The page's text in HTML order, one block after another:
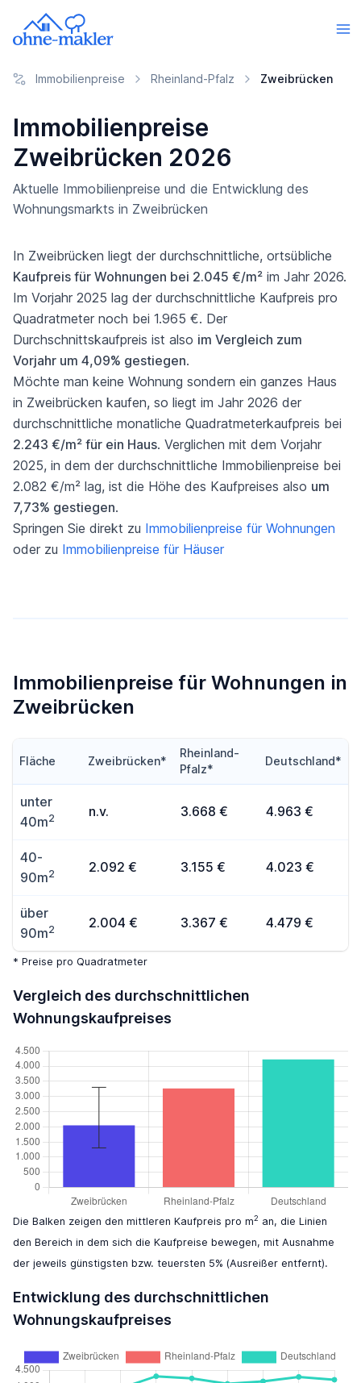
Immobilienpreise Rheinland-Pfalz Zweibrücken
Immobilienpreise
Zweibrücken 2026
Aktuelle Immobilienpreise und die Entwicklung des
Wohnungsmarkts in Zweibrücken
In Zweibrücken liegt der durchschnittliche, ortsübliche
Kaufpreis für Wohnungen bei 2.045 €/m² im Jahr 2026.
Im Vorjahr 2025 lag der durchschnittliche Kaufpreis pro
Quadratmeter noch bei 1.965 €. Der
Durchschnittskaufpreis ist also im Vergleich zum
Vorjahr um 4,09% gestiegen.
Möchte man keine Wohnung sondern ein ganzes Haus
in Zweibrücken kaufen, so liegt im Jahr 2026 der
durchschnittliche monatliche Quadratmeterkaufpreis bei
2.243 €/m² für ein Haus. Verglichen mit dem Vorjahr
2025, in dem der durchschnittliche Immobilienpreise bei
2.082 €/m² lag, ist die Höhe des Kaufpreises also um
7,73% gestiegen.
Springen Sie direkt zu Immobilienpreise für Wohnungen
oder zu Immobilienpreise für Häuser
Immobilienpreise für Wohnungen in
Zweibrücken
Fläche Zweibrücken*
Rheinland-
Pfalz*
Deutschland*
unter
40m2 n.v. 3.668 € 4.963 €
40-
90m2 2.092 € 3.155 € 4.023 €
über
90m2 2.004 € 3.367 € 4.479 €
* Preise pro Quadratmeter
Vergleich des durchschnittlichen
Wohnungskaufpreises
Die Balken zeigen den mittleren Kaufpreis pro m2 an, die Linien
den Bereich in dem sich die Kaufpreise bewegen, mit Ausnahme
der jeweils günstigsten bzw. teuersten 5% (Ausreißer entfernt).
Entwicklung des durchschnittlichen
Wohnungskaufpreises